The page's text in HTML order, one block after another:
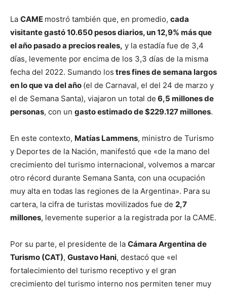
La CAME mostró también que, en promedio, cada
visitante gastó 10.650 pesos diarios, un 12,9% más que
el año pasado a precios reales, y la estadía fue de 3,4
días, levemente por encima de los 3,3 días de la misma
fecha del 2022. Sumando los tres fines de semana largos
en lo que va del año (el de Carnaval, el del 24 de marzo y
el de Semana Santa), viajaron un total de 6,5 millones de
personas, con un gasto estimado de $229.127 millones.
En este contexto, Matías Lammens, ministro de Turismo
y Deportes de la Nación, manifestó que «de la mano del
crecimiento del turismo internacional, volvemos a marcar
otro récord durante Semana Santa, con una ocupación
muy alta en todas las regiones de la Argentina». Para su
cartera, la cifra de turistas movilizados fue de 2,7
millones, levemente superior a la registrada por la CAME.
Por su parte, el presidente de la Cámara Argentina de
Turismo (CAT), Gustavo Hani, destacó que «el
fortalecimiento del turismo receptivo y el gran
crecimiento del turismo interno nos permiten tener muy